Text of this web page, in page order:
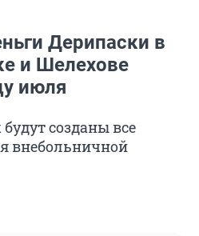
Дерипаски в
и Шелехове
июля
созданы все
внебольничной